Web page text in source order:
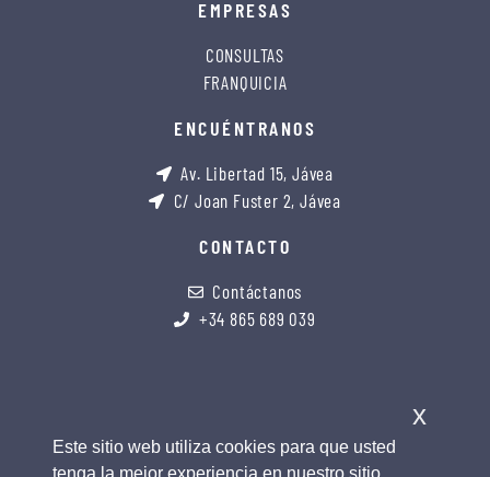
EMPRESAS
CONSULTAS
FRANQUICIA
ENCUÉNTRANOS
Av. Libertad 15, Jávea
C/ Joan Fuster 2, Jávea
CONTACTO
Contáctanos
+34 865 689 039
Este sitio web utiliza cookies para que usted
x